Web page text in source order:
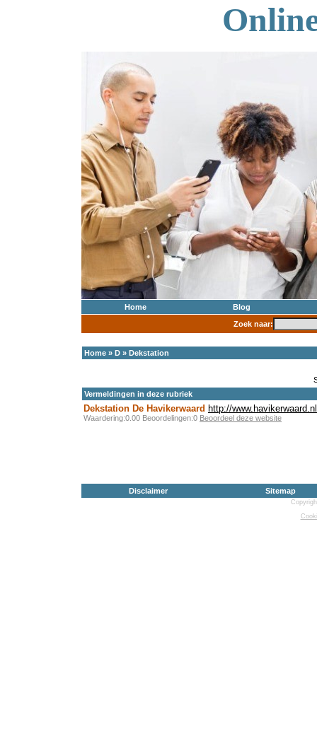
Home
Blog
Zoek naar:
Home » D » Dekstation
Vermeldingen in deze rubriek
Dekstation De Havikerwaard http://www.havikerwaard.nl
Waardering:0.00 Beoordelingen:0 Beoordeel deze website
Disclaimer Sitemap